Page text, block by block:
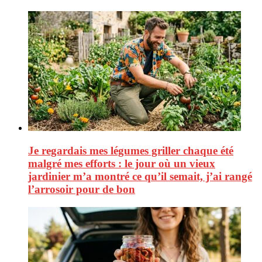
Je regardais mes légumes griller chaque été
malgré mes efforts : le jour où un vieux
jardinier m’a montré ce qu’il semait, j’ai rangé
l’arrosoir pour de bon